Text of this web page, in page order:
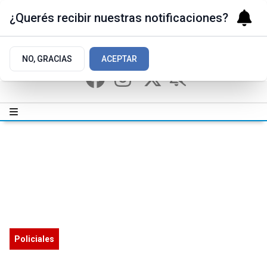
Policiales
¿Querés recibir nuestras notificaciones?
NO, GRACIAS ACEPTAR